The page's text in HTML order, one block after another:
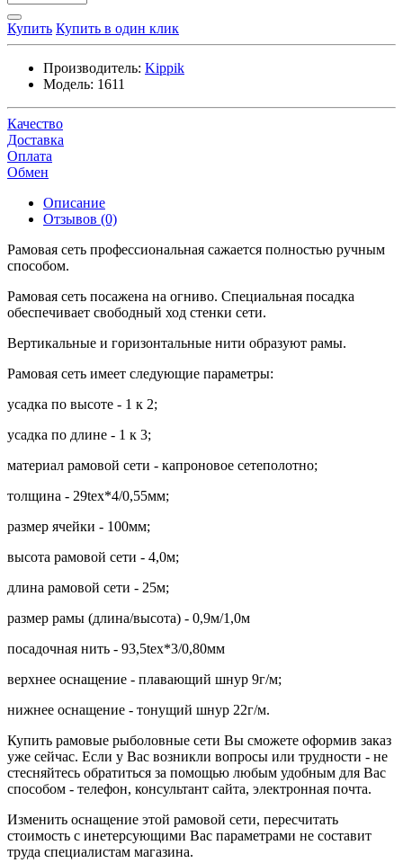
Купить Купить в один клик
Производитель: Kippik
Модель: 1611
Качество
Доставка
Оплата
Обмен
Описание
Отзывов (0)
Рамовая сеть профессиональная сажается полностью ручным
способом.
Рамовая сеть посажена на огниво. Специальная посадка
обеспечивает свободный ход стенки сети.
Вертикальные и горизонтальные нити образуют рамы.
Рамовая сеть имеет следующие параметры:
усадка по высоте - 1 к 2;
усадка по длине - 1 к 3;
материал рамовой сети - капроновое сетеполотно;
толщина - 29tex*4/0,55мм;
размер ячейки - 100мм;
высота рамовой сети - 4,0м;
длина рамовой сети - 25м;
размер рамы (длина/высота) - 0,9м/1,0м
посадочная нить - 93,5tex*3/0,80мм
верхнее оснащение - плавающий шнур 9г/м;
нижнее оснащение - тонущий шнур 22г/м.
Купить рамовые рыболовные сети Вы сможете оформив заказ
уже сейчас. Если у Вас возникли вопросы или трудности - не
стесняйтесь обратиться за помощью любым удобным для Вас
способом - телефон, консультант сайта, электронная почта.
Изменить оснащение этой рамовой сети, пересчитать
стоимость с инетерсующими Вас параметрами не составит
труда специалистам магазина.